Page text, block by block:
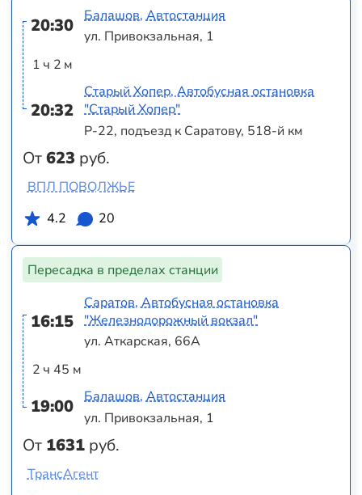
20:30
1 ч 2 м
20:32
От623 руб.
Балашов, Автостанция
ул. Привокзальная, 1
Старый Хопер, Автобусная остановка
"Старый Хопер"
Р-22, подъезд к Саратову, 518-й км
ВПЛ ПОВОЛЖЬЕ
4.2
20
Пересадка в пределах станции
16:15
2 ч 45 м
19:00
От 1631 руб.
Саратов, Автобусная остановка
"Железнодорожный вокзал"
ул. Аткарская, 66А
Балашов, Автостанция
ул. Привокзальная, 1
ТрансАгент